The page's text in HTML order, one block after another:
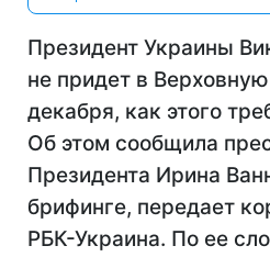
Президент Украины
не придет в
декабря, как этого
Об этом сообщила
Президента Ирина
брифинге, передает
РБК-Украина. По ее